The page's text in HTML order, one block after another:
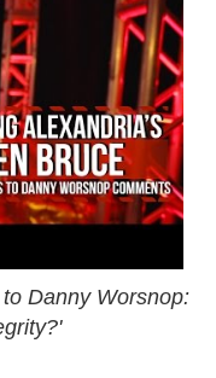
Danny Worsnop: